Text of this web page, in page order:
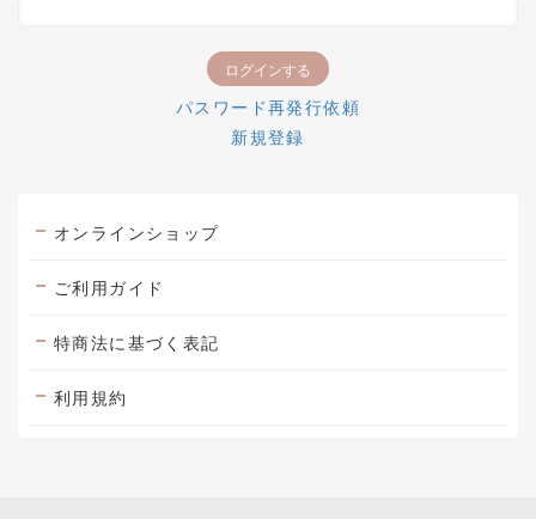
パスワード再発行依頼
新規登録
オンラインショップ
ご利用ガイド
特商法に基づく表記
利用規約